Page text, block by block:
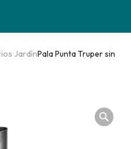
JardínPala Punta Truper sin